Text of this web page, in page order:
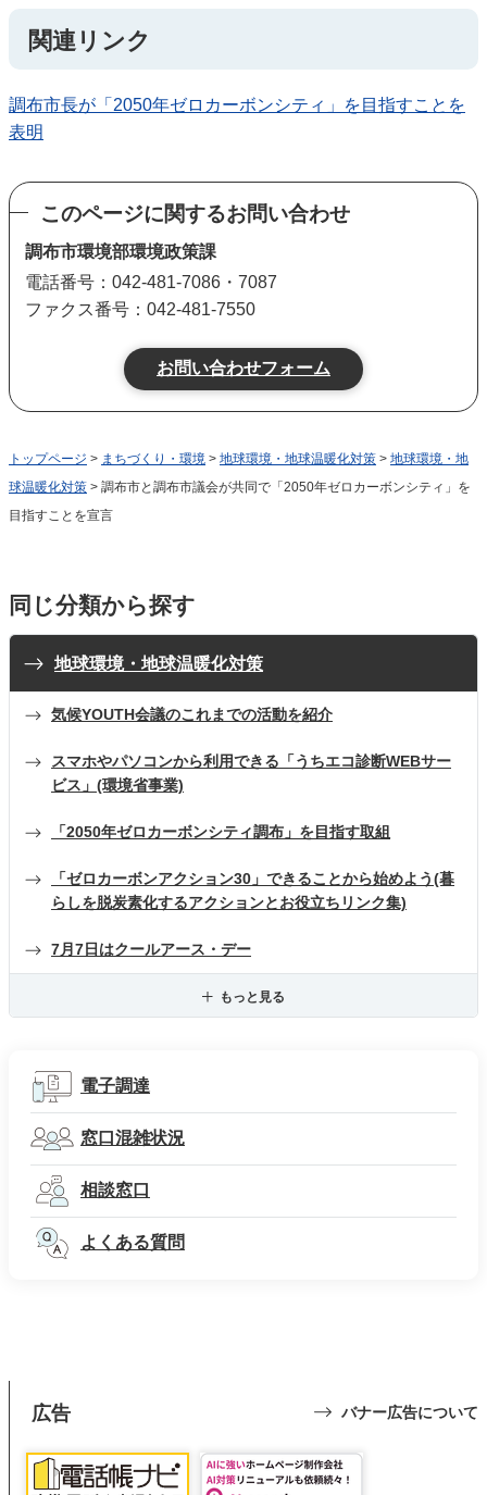
関連リンク
調布市長が「2050年ゼロカーボンシティ」を目指すことを
表明
このページに関するお問い合わせ
調布市環境部環境政策課
電話番号：042-481-7086・7087
ファクス番号：042-481-7550
トップページ > まちづくり・環境 > 地球環境・地球温暖化対策 > 地球環境・地
球温暖化対策 > 調布市と調布市議会が共同で「2050年ゼロカーボンシティ」を
目指すことを宣言
同じ分類から探す
地球環境・地球温暖化対策
気候YOUTH会議のこれまでの活動を紹介
スマホやパソコンから利用できる「うちエコ診断WEBサー
ビス」(環境省事業)
「2050年ゼロカーボンシティ調布」を目指す取組
「ゼロカーボンアクション30」できることから始めよう(暮
らしを脱炭素化するアクションとお役立ちリンク集)
7月7日はクールアース・デー
もっと見る
電子調達
窓口混雑状況
相談窓口
よくある質問
広告 バナー広告について